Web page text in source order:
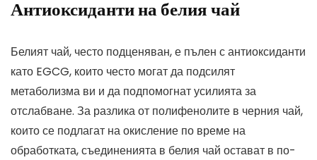
Антиоксиданти на белия чай
Белият чай, често подценяван, е пълен с антиоксиданти
като EGCG, които често могат да подсилят
метаболизма ви и да подпомогнат усилията за
отслабване. За разлика от полифенолите в черния чай,
които се подлагат на окисление по време на
обработката, съединенията в белия чай остават в по-